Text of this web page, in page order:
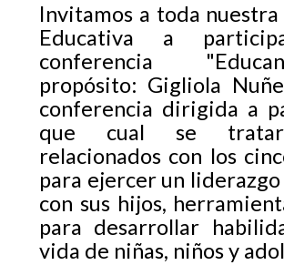
EGRESADOS
Invitamos a toda
Educativa a
conferencia
propósito: Gigliola
conferencia dirigida a
que cual se
relacionados con los
para ejercer un
con sus hijos,
para desarrollar
vida de niñas, niños y